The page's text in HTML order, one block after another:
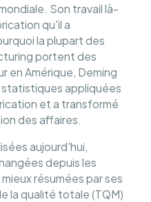
Son travail là-
qu'il a
la plupart des
portent des
en Amérique, Deming
appliquées
et a transformé
des affaires.
aujourd'hui,
depuis les
résumées par ses
la qualité totale (TQM)